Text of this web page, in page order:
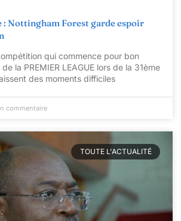
: Nottingham Forest garde espoir
qui commence pour bon
la PREMIER LEAGUE lors de la 31ème
des moments difficiles
commentaire
TOUTE L'ACTUALITÉ